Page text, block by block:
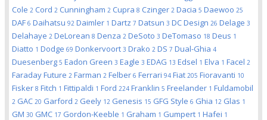
Cole 2 Cord 2 Cunningham 2 Cupra 8 Czinger 2 Dacia 5 Daewoo 25
DAF 6 Daihatsu 92 Daimler 1 Dartz 7 Datsun 3 DC Design 26 Delage 3
Delahaye 2 DeLorean 8 Denza 2 DeSoto 3 DeTomaso 18 Deus 1
Diatto 1 Dodge 69 Donkervoort 3 Drako 2 DS 7 Dual-Ghia 4
Duesenberg 5 Eadon Green 3 Eagle 3 EDAG 13 Edsel 1 Elva 1 Facel 2
Faraday Future 2 Farman 2 Felber 6 Ferrari 94 Fiat 205 Fioravanti 10
Fisker 8 Fitch 1 Fittipaldi 1 Ford 224 Franklin 5 Freelander 1 Fuldamobil
2 GAC 20 Garford 2 Geely 12 Genesis 15 GFG Style 6 Ghia 12 Glas 1
GM 30 GMC 17 Gordon-Keeble 1 Graham 1 Gumpert 1 Hafei 1